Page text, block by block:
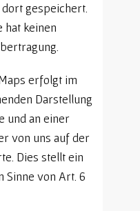
gespeichert.
hat keinen
erfolgt im
Darstellung
und an einer
von uns auf der
Dies stellt ein
Sinne von Art. 6